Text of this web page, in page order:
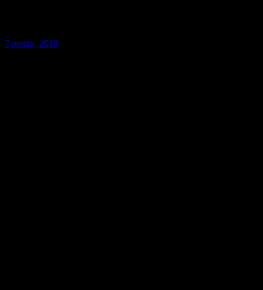
7 marzo, 2018